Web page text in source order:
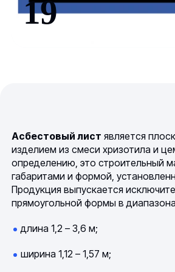
19
Асбестовый лист является
изделием из смеси хризотила и
определению, это строительный
габаритами и формой,
Продукция выпускается
прямоугольной формы в
длина 1,2 – 3,6 м;
ширина 1,12 – 1,57 м;